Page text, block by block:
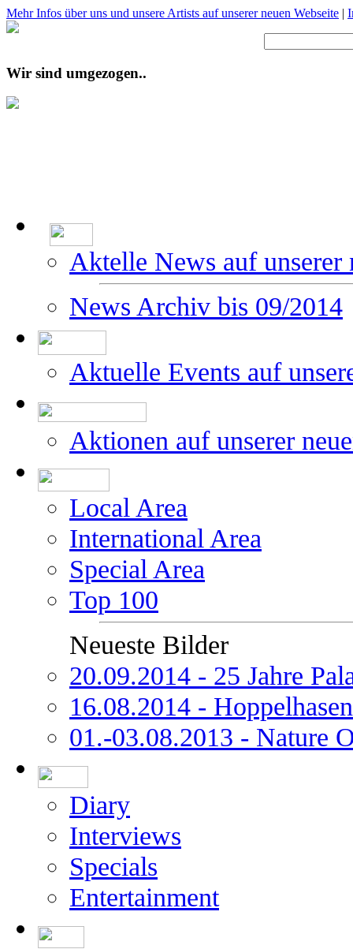
Mehr Infos über uns und unsere Artists auf unserer neuen Webseite |
Wir sind umgezogen..
Aktelle News auf unserer
News Archiv bis 09/2014
Aktuelle Events auf
Aktionen auf unserer
Local Area
International Area
Special Area
Top 100
Neueste Bilder
20.09.2014 - 25 Jahre
16.08.2014 -
01.-03.08.2013 - Nature
Diary
Interviews
Specials
Entertainment